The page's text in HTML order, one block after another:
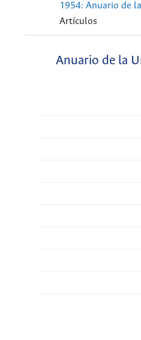
1954: Anuario de
Artículos
Anuario de la